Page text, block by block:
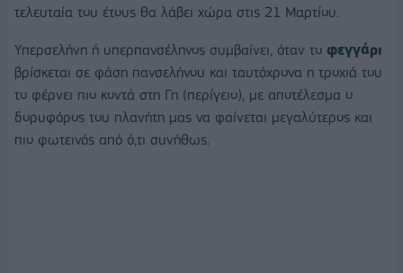
τελευταία του έτους θα λάβει χώρα στις 21 Μαρτίου.
Υπερσελήνη ή υπερπανσέληνος συμβαίνει, όταν το φεγγάρι
βρίσκεται σε φάση πανσελήνου και ταυτόχρονα η τροχιά του
το φέρνει πιο κοντά στη Γη (περίγειο), με αποτέλεσμα ο
δορυφόρος του πλανήτη μας να φαίνεται μεγαλύτερος και
πιο φωτεινός από ό,τι συνήθως.